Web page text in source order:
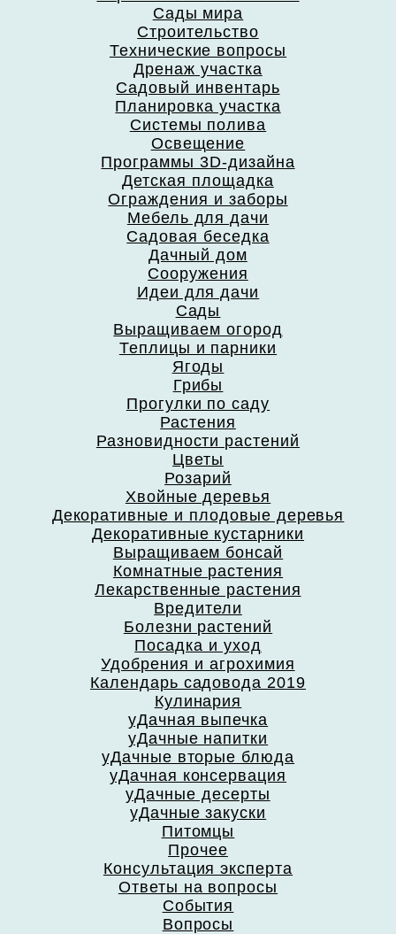
Сады мира
Строительство
Технические вопросы
Дренаж участка
Садовый инвентарь
Планировка участка
Системы полива
Освещение
Программы 3D-дизайна
Детская площадка
Ограждения и заборы
Мебель для дачи
Садовая беседка
Дачный дом
Сооружения
Идеи для дачи
Сады
Выращиваем огород
Теплицы и парники
Ягоды
Грибы
Прогулки по саду
Растения
Разновидности растений
Цветы
Розарий
Хвойные деревья
Декоративные и плодовые деревья
Декоративные кустарники
Выращиваем бонсай
Комнатные растения
Лекарственные растения
Вредители
Болезни растений
Посадка и уход
Удобрения и агрохимия
Календарь садовода 2019
Кулинария
уДачная выпечка
уДачные напитки
уДачные вторые блюда
уДачная консервация
уДачные десерты
уДачные закуски
Питомцы
Прочее
Консультация эксперта
Ответы на вопросы
События
Вопросы